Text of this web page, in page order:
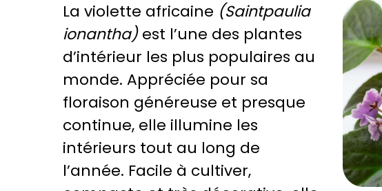
La violette africaine (Saintpaulia
ionantha)est l’une des plantes
d’intérieur les plus populaires au
monde. Appréciée pour sa
floraison généreuse et presque
continue, elle illumine les
intérieurs tout au long de
l’année. Facile à cultiver,